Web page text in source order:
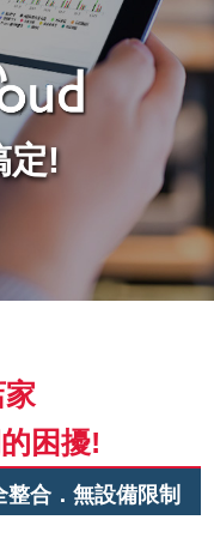
定!
困擾!
合．無設備限制